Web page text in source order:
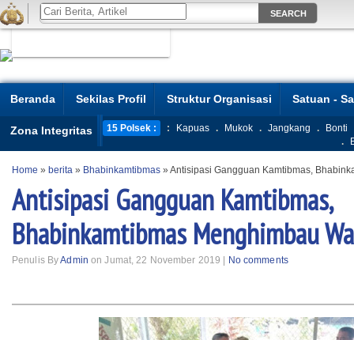
Beranda Sekilas Profil Struktur Organisasi Satuan -
Zona Integritas 15 Polsek : : Kapuas . Mukok . Jangkang .
Bonti
.
Home » berita » Bhabinkamtibmas » Antisipasi Gangguan Kamtibmas,
Antisipasi Gangguan Kamtibmas,
Bhabinkamtibmas Menghimbau
Penulis ByAdmin on Jumat, 22 November 2019 | No comments